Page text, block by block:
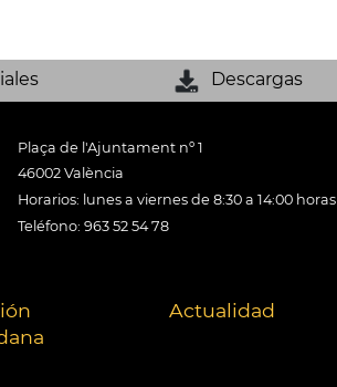
Descargas
Plaça de l'Ajuntament nº 1
46002 València
Horarios: lunes a viernes de 8:30 a 14:00 horas
Teléfono: 963 52 54 78
Actualidad